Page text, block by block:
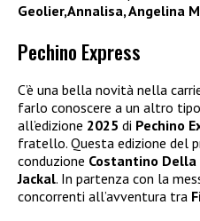
Geolier,Annalisa, Angelina
Pechino Express
C’è una bella novità nella
farlo conoscere a un altro
all’edizione 2025 di Pechino
fratello. Questa edizione del
conduzione Costantino Della
Jackal. In partenza con la
concorrenti all’avventura tra